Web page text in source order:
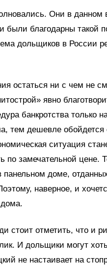
Они в данном
были благодарны
дольщиков в России
остаться ни с чем не
явно
банкротства только
тем дешевле обойдется
ситуация
по замечательной цене.
панельном доме,
наверное, и
дома.
стоит отметить, что и
И дольщики могут
не настаивает на